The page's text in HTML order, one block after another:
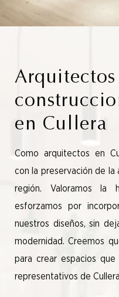
en Cullera
Como arquitectos en
con la preservación de
región. Valoramos la
esforzamos por
nuestros diseños, sin
modernidad. Creemos
para crear espacios
representativos de